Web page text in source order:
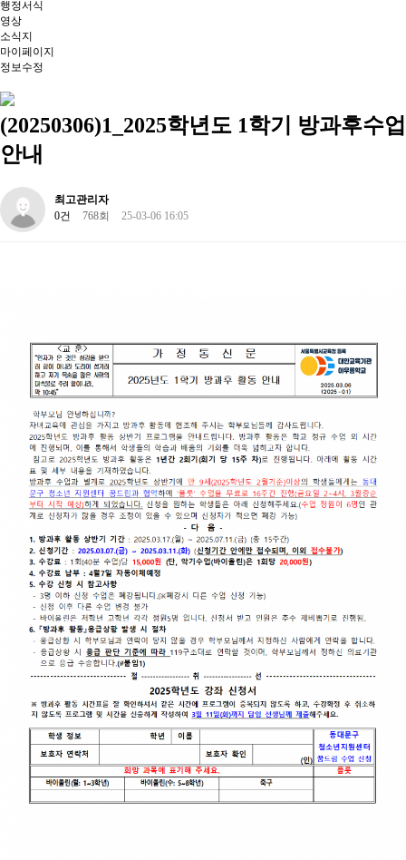
행정서식
영상
소식지
마이페이지
정보수정
(20250306)1_2025학년도 1학기 방과후수업
안내
최고관리자
0건
768회 25-03-06 16:05